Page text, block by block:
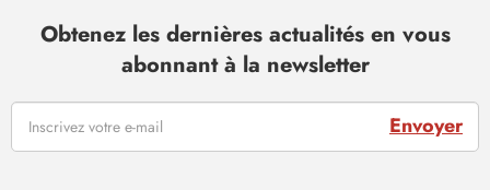
Obtenez les dernières actualités en vous
abonnant à la newsletter
Envoyer